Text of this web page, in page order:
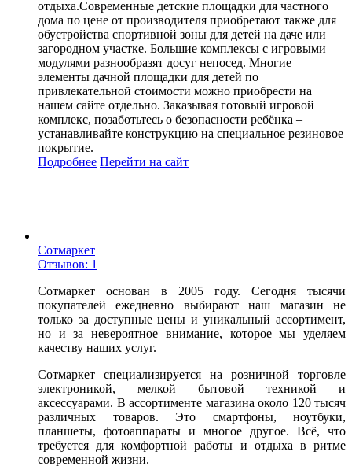
отдыха.Современные детские площадки для частного
дома по цене от производителя приобретают также для
обустройства спортивной зоны для детей на даче или
загородном участке. Большие комплексы с игровыми
модулями разнообразят досуг непосед. Многие
элементы дачной площадки для детей по
привлекательной стоимости можно приобрести на
нашем сайте отдельно. Заказывая готовый игровой
комплекс, позаботьтесь о безопасности ребёнка –
устанавливайте конструкцию на специальное резиновое
покрытие.
Подробнее Перейти на сайт
Сотмаркет
Отзывов: 1
Сотмаркет основан в 2005 году. Сегодня тысячи
покупателей ежедневно выбирают наш магазин не
только за доступные цены и уникальный ассортимент,
но и за невероятное внимание, которое мы уделяем
качеству наших услуг.
Сотмаркет специализируется на розничной торговле
электроникой, мелкой бытовой техникой и
аксессуарами. В ассортименте магазина около 120 тысяч
различных товаров. Это смартфоны, ноутбуки,
планшеты, фотоаппараты и многое другое. Всё, что
требуется для комфортной работы и отдыха в ритме
современной жизни.